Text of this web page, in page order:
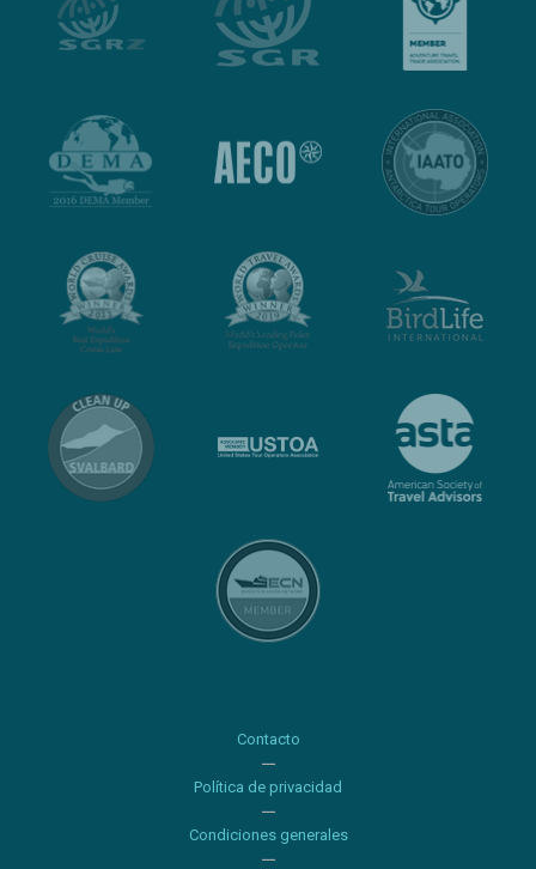
Contacto
Política de privacidad
Condiciones generales